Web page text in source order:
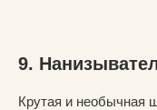
9.
Крутая и необычная